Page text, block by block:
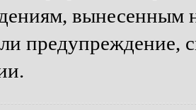
вынесенным
предупреждение,